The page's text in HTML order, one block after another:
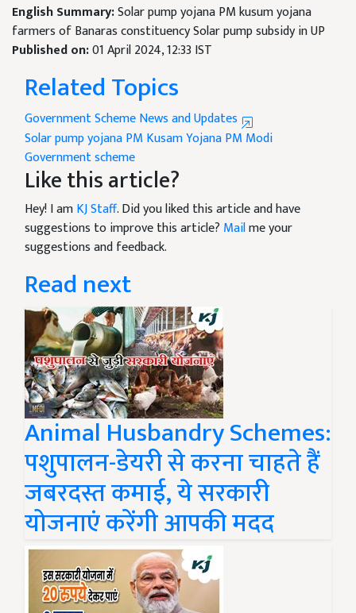
English Summary:Solar pump yojana PM kusum yojana
farmers of Banaras constituency Solar pump subsidy in UP
Published on:01 April 2024, 12:33 IST
Related Topics
Government Scheme News and Updates
Solar pump yojanaPM Kusam YojanaPM Modi
Government scheme
Like this article?
Hey! I amKJ Staff. Did you liked this article and have
suggestions to improve this article? Mailme your
suggestions and feedback.
Read next
Animal Husbandry Schemes:
पशुपालन-डेयरी से करना चाहते हैं
जबरदस्त कमाई, ये सरकारी
योजनाएं करेंगी आपकी मदद